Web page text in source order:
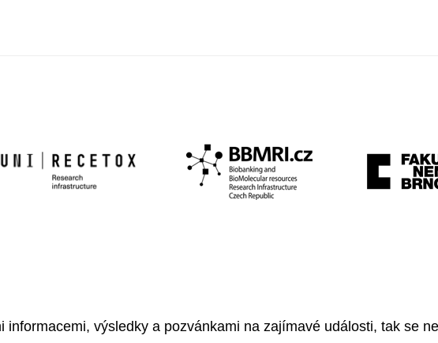
informacemi, výsledky a pozvánkami na zajímavé události, tak se